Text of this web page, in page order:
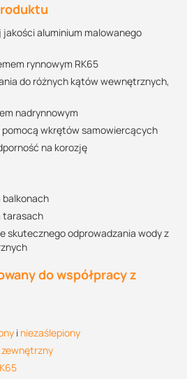
aluminium malowanego
rynnowym RK65
do różnych kątów wewnętrznych,
nadrynnowym
pomocą wkrętów samowiercących
na korozję
balkonach
tarasach
skutecznego odprowadzania wody z
do współpracy z
i niezaślepiony
zewnętrzny